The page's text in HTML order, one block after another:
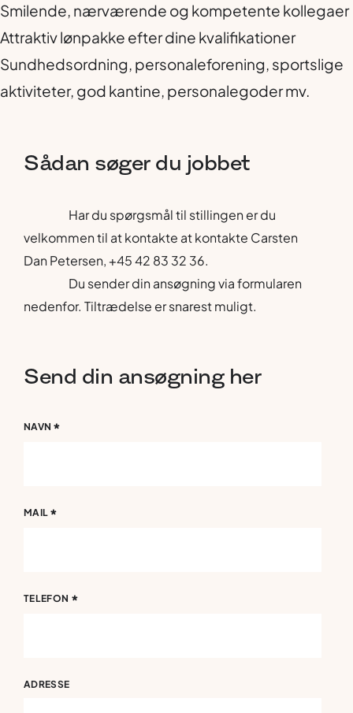
Smilende, nærværende og kompetente kollegaer
Attraktiv lønpakke efter dine kvalifikationer
Sundhedsordning, personaleforening, sportslige
aktiviteter, god kantine, personalegoder mv.
Sådan søger du jobbet
Har du spørgsmål til stillingen er du
velkommen til at kontakte at kontakte Carsten
Dan Petersen, +45 42 83 32 36.
Du sender din ansøgning via formularen
nedenfor. Tiltrædelse er snarest muligt.
Send din ansøgning her
NAVN *
MAIL *
TELEFON *
ADRESSE